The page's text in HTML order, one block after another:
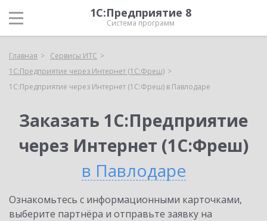
1С:Предприятие 8
Система программ
Главная
Сервисы ИТС
1С:Предприятие через Интернет (1С:Фреш)
1С:Предприятие через Интернет (1С:Фреш) в Павлодаре
Заказать 1С:Предприятие
через Интернет (1С:Фреш)
в Павлодаре
Ознакомьтесь с информационными карточками,
выберите партнёра и отправьте заявку на